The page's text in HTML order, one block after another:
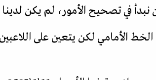
نبدأ في تصحيح الأمور، لم يكن
الخط الأمامي لكن يتعين على